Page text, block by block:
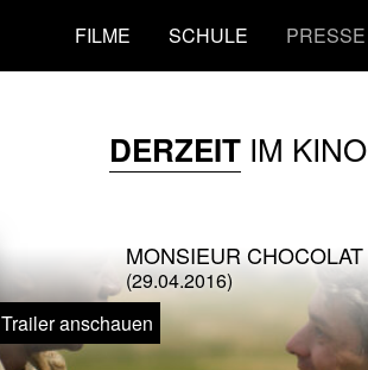
FILME SCHULE PRESSE
DERZEITIM KINO
MONSIEUR CHOCOLAT
(29.04.2016)
Trailer anschauen